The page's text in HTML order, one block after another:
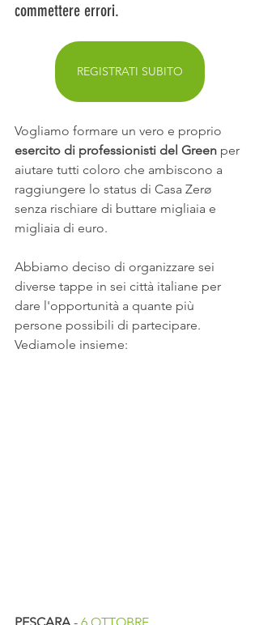
commettere errori.
REGISTRATI SUBITO
Vogliamo formare un vero e proprio
esercito di professionisti del Green per
aiutare tutti coloro che ambiscono a
raggiungere lo status di Casa Zerø
senza rischiare di buttare migliaia e
migliaia di euro.
Abbiamo deciso di organizzare sei
diverse tappe in sei città italiane per
dare l'opportunità a quante più
persone possibili di partecipare.
Vediamole insieme:
PESCARA - 6 OTTOBRE